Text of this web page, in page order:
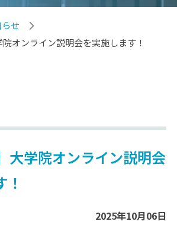
せ
院オンライン説明会を実施します！
大学院オンライン説明会
2025年10月06日